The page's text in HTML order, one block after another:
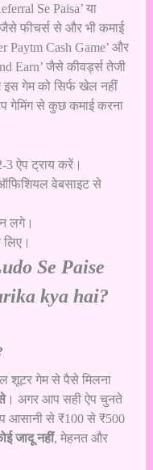
Se Paisa’ या
जैसे फीचर्स से और भी कमाई
Cash Game’ और
Earn’ जैसे कीवर्ड्स तेजी
गेम को सिर्फ खेल नहीं
गेमिंग से कुछ कमाई करना
ऐप ट्राय करें।
वेबसाइट से
लगे।
Se Paise
kya hai?
शूटर गेम से पैसे मिलना
। अगर आप सही ऐप चुनते
आसानी से ₹100 से ₹500
जादू नहीं, मेहनत और